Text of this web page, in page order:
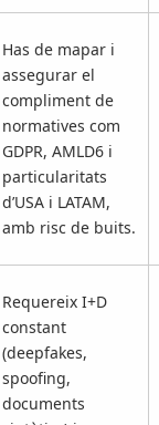
Has de mapar i
assegurar el
compliment de
normatives com
GDPR, AMLD6 i
particularitats
d’USA i LATAM,
amb risc de buits.
Requereix I+D
constant
(deepfakes,
spoofing,
documents